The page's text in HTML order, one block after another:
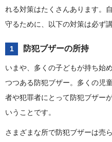
れる対策はたくさんあります。
守るために、以下の対策は必ず
1 防犯ブザーの所持
いまや、多くの子どもが持ち始
つつある防犯ブザー。多くの児
者や犯罪者にとって防犯ブザー
いうことです。
さまざまな所で防犯ブザーは売